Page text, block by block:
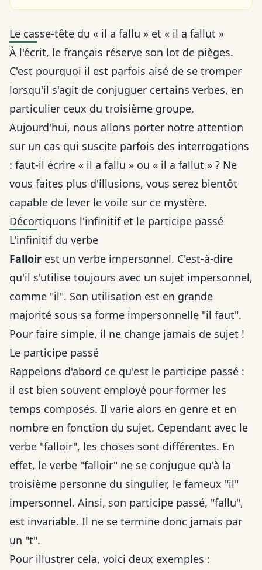
Le casse-tête du « il a fallu » et « il a fallut »
À l'écrit, le français réserve son lot de pièges.
C'est pourquoi il est parfois aisé de se tromper
lorsqu'il s'agit de conjuguer certains verbes, en
particulier ceux du troisième groupe.
Aujourd'hui, nous allons porter notre attention
sur un cas qui suscite parfois des interrogations
: faut-il écrire « il a fallu » ou « il a fallut » ? Ne
vous faites plus d'illusions, vous serez bientôt
capable de lever le voile sur ce mystère.
Décortiquons l'infinitif et le participe passé
L'infinitif du verbe
Falloir est un verbe impersonnel. C'est-à-dire
qu'il s'utilise toujours avec un sujet impersonnel,
comme "il". Son utilisation est en grande
majorité sous sa forme impersonnelle "il faut".
Pour faire simple, il ne change jamais de sujet !
Le participe passé
Rappelons d'abord ce qu'est le participe passé :
il est bien souvent employé pour former les
temps composés. Il varie alors en genre et en
nombre en fonction du sujet. Cependant avec le
verbe "falloir", les choses sont différentes. En
effet, le verbe "falloir" ne se conjugue qu'à la
troisième personne du singulier, le fameux "il"
impersonnel. Ainsi, son participe passé, "fallu",
est invariable. Il ne se termine donc jamais par
un "t".
Pour illustrer cela, voici deux exemples :